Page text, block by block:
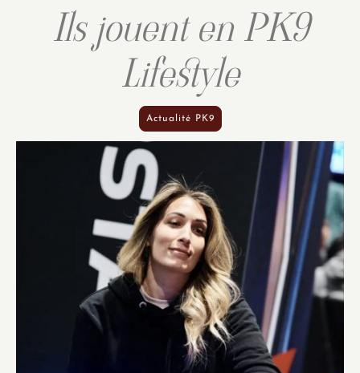
Ils jouent en PK9
Lifestyle
Actualité PK9